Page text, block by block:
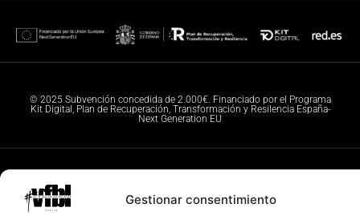
Gestionar consentimiento
© 2025 Subvención concedida de 2.000€. Financiado por el Programa
Kit Digital, Plan de Recuperación, Transformación y Resilencia España-
Next Generation EU
Todos los derechos reservados. © Fotografías VFBL
© 2025 – Diseño y configuración IW igualada.online